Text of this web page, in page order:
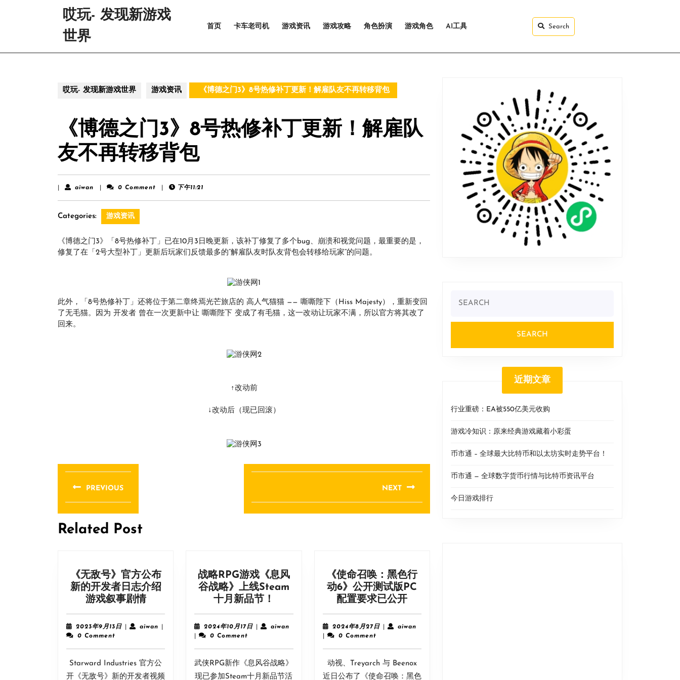
哎玩- 发现新游戏
世界
首页 卡车老司机 游戏资讯 游戏攻略 角色扮演 游戏角色 AI工具 Search
哎玩- 发现新游戏世界 游戏资讯 《博德之门3》8号热修补丁更新！解雇队友不再转移背包
《博德之门3》8号热修补丁更新！解雇队
友不再转移背包
aiwan aiwan 0 Comment 下午11:21
Categories: 游戏资讯
《博德之门3》「8号热修补丁」已在10月3日晚更新，该补丁修复了多个bug、崩溃和视觉问题，最重要的是，
修复了在「2号大型补丁」更新后玩家们反馈最多的“解雇队友时队友背包会转移给玩家“的问题。
此外，「8号热修补丁」还将位于第二章终焉光芒旅店的 高人气猫猫 —— 嘶嘶陛下（Hiss Majesty），重新变回
了无毛猫。因为 开发者 曾在一次更新中让 嘶嘶陛下 变成了有毛猫，这一改动让玩家不满，所以官方将其改了
回来。
↑改动前
↓改动后（现已回滚）
文
章
导
航
PREVIOUS
post:
NEXT
post:
Related Post
《无敌号》官方公布
新的开发者日志介绍
游戏叙事剧情《无
敌
号》
方
公
布
2023年9月13日2023
13
日
aiwanaiwan
0 Comment
Starward Industries 官方公
开《无敌号》新的开发者视频
战略RPG游戏《息风
谷战略》上线Steam
十月新品节！
略
RPG
戏
《息
风
2024年10月17日2024
17
日
aiwan
0 Comment
武侠RPG新作《息风谷战略》
现已参加Steam十月新品节活
《使命召唤：黑色行
动6》公开测试版PC
配置要求已公开《使
命
召
黑
色
行
2024年8月27日2024
27
日
aiwanaiwan
0 Comment
动视、Treyarch 与 Beenox
近日公布了《使命召唤：黑色
for:
近期文章
行业重磅：EA被550亿美元收购
游戏冷知识：原来经典游戏藏着小彩蛋
币市通 – 全球最大比特币和以太坊实时走势平台！
币市通 — 全球数字货币行情与比特币资讯平台
今日游戏排行